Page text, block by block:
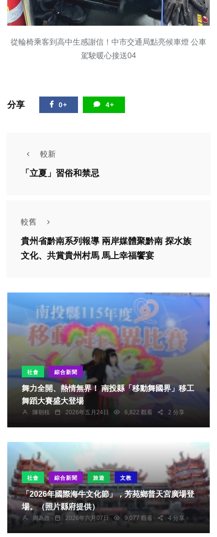
從輪椅乘客到高中生感謝信！中市交通局點亮候車燈 公車
駕駛暖心接送04
分享 0+ 4+
較新
「立夏」習俗和禁忌
較舊
貴州省黔南系列報導 兩岸媒體聚黔南 探水族
文化、共賞貴州村馬 馬上幸福饗宴
社會 綜合新聞
舞力全開、熱情無界！ 南投縣「移動舞國界」移工
舞蹈大賽盛大登場
陳朝枝 2026年五月24日 6,822 觀看 2 分享
社會 綜合新聞 旅遊 文教
「2026年國際海牛文化節」，芳苑鄉普天宮廣場登
場。（照片縣府提供）
周為政 2026年六月07日 9,077 觀看 4 分享